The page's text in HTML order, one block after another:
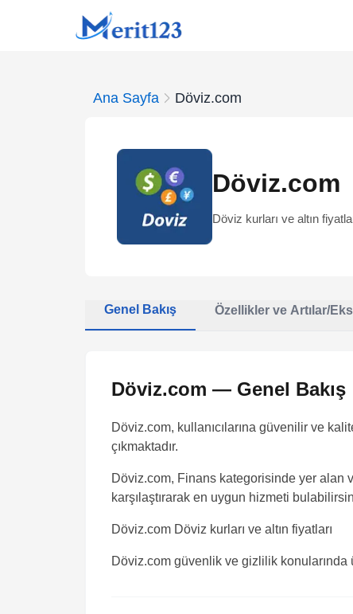
Ana Sayfa Döviz.com
Döviz.com
Döviz kurları ve altın
Genel Bakış Özellikler ve Artılar/
Döviz.com — Genel Bakış
Döviz.com, kullanıcılarına güvenilir ve
çıkmaktadır.
Döviz.com, Finans kategorisinde yer alan
karşılaştırarak en uygun hizmeti
Döviz.com Döviz kurları ve altın fiyatları
Döviz.com güvenlik ve gizlilik